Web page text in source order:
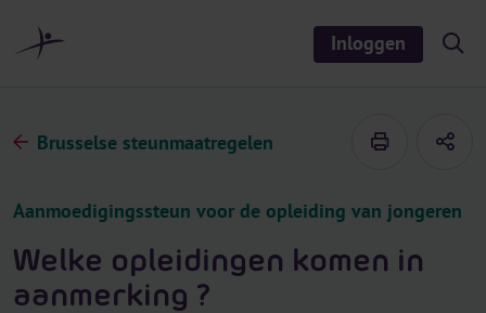
Inloggen
S
i
e
Brusselse steunmaatregelen
Aanmoedigingssteun voor de opleiding van jongeren
Welke opleidingen komen in
aanmerking ?